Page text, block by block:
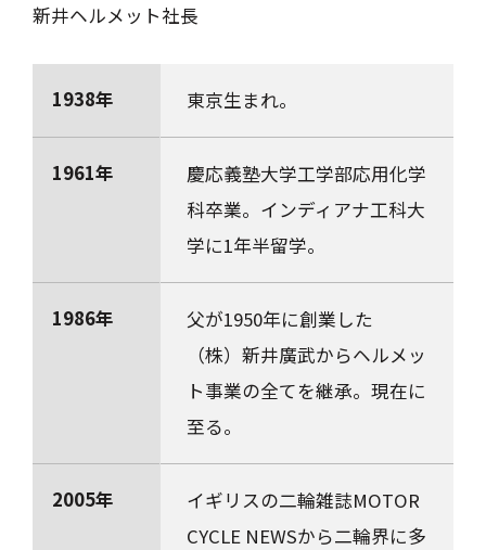
新井ヘルメット社長
1938年 東京生まれ。
1961年
慶応義塾大学工学部応用化学
科卒業。インディアナ工科大
学に1年半留学。
1986年
父が1950年に創業した
（株）新井廣武からヘルメッ
ト事業の全てを継承。現在に
至る。
2005年
イギリスの二輪雑誌MOTOR
CYCLE NEWSから二輪界に多